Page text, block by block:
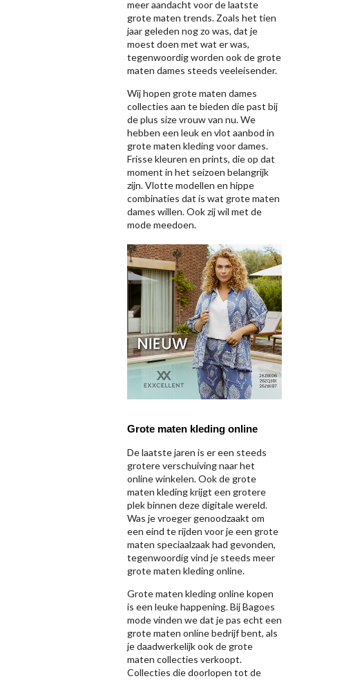
meer aandacht voor de laatste
grote maten trends. Zoals het tien
jaar geleden nog zo was, dat je
moest doen met wat er was,
tegenwoordig worden ook de grote
maten dames steeds veeleisender.
Wij hopen grote maten dames
collecties aan te bieden die past bij
de plus size vrouw van nu. We
hebben een leuk en vlot aanbod in
grote maten kleding voor dames.
Frisse kleuren en prints, die op dat
moment in het seizoen belangrijk
zijn. Vlotte modellen en hippe
combinaties dat is wat grote maten
dames willen. Ook zij wil met de
mode meedoen.
Grote maten kleding online
De laatste jaren is er een steeds
grotere verschuiving naar het
online winkelen. Ook de grote
maten kleding krijgt een grotere
plek binnen deze digitale wereld.
Was je vroeger genoodzaakt om
een eind te rijden voor je een grote
maten speciaalzaak had gevonden,
tegenwoordig vind je steeds meer
grote maten kleding online.
Grote maten kleding online kopen
is een leuke happening. Bij Bagoes
mode vinden we dat je pas echt een
grote maten online bedrijf bent, als
je daadwerkelijk ook de grote
maten collecties verkoopt.
Collecties die doorlopen tot de